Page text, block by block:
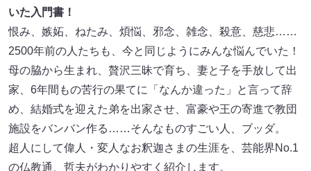
いた入門書！
恨み、嫉妬、ねたみ、煩悩、邪念、雑念、殺意、慈悲……
2500年前の人たちも、今と同じようにみんな悩んでいた！
母の脇から生まれ、贅沢三昧で育ち、妻と子を手放して出
家、6年間もの苦行の果てに「なんか違った」と言って辞
め、結婚式を迎えた弟を出家させ、富豪や王の寄進で教団
施設をバンバン作る……そんなものすごい人、ブッダ。
超人にして偉人・変人なお釈迦さまの生涯を、芸能界No.1
の仏教通、哲夫がわかりやすく紹介します。